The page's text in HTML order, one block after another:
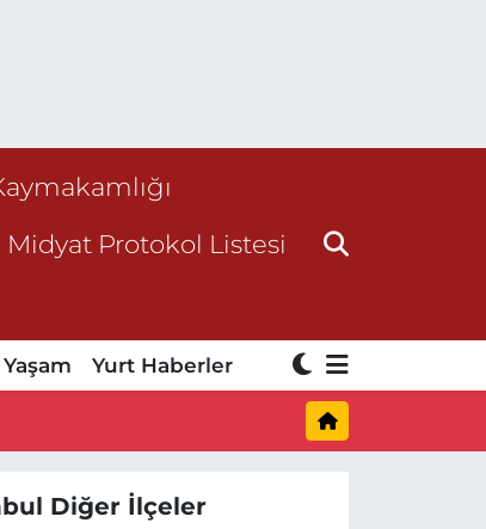
Midyat Protokol Listesi
Yaşam Yurt Haberler
Diğer İlçeler